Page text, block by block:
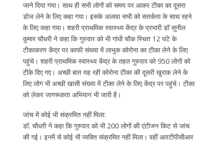
जाने दिया गया। साथ ही सभी लोगों को समय पर आकर टीका का दूसरा
डोज लेने के लिए कहा गया। इसके अलावा सभी को सतर्कता के साथ रहने
के लिए कहा गया। शहरी प्राथमिक स्वास्थ्य केंद्र के प्रभारी डॉ सुनील
कुमार चौधरी ने कहा कि गुरुवार को भी गांधी चौक स्थित 12 घंटे के
टीकाकरण केंद्र पर काफी संख्या में लाभुक कोरोना का टीका लेने के लिए
पहुंचे। शहरी प्राथमिक स्वास्थ्य केंद्र के तहत गुरुवार को 950 लोगों को
टीके दिए गए। अच्छी बात यह रही कोरोना टीका की दूसरी खुराक लेने के
लिए लोग भी अच्छी खासी संख्या में टीका लेने के लिए केंद्र पर पहुंचे। टीका
को लेकर जागरूकता अभियान भी जारी है।
जांच में कोई भी संक्रमित नहीं मिला:
डॉ. चौधरी ने कहा कि गुरुवार को भी 200 लोगों की एंटीजन किट से जांच
की गई। इनमें से कोई भी व्यक्ति संक्रमित नहीं मिला। वहीं आरटीपीसीआर